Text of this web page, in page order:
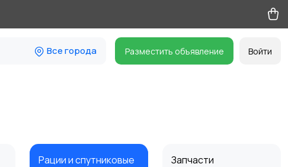
Все города Разместить объявление Войти
Рации и спутниковые
Запчасти